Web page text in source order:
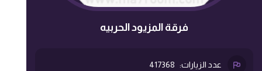
فرقة المزيود الحربيه
عدد الزيارات: 417368